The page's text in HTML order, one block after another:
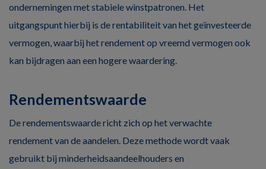
ondernemingen met stabiele winstpatronen. Het
uitgangspunt hierbij is de rentabiliteit van het geïnvesteerde
vermogen, waarbij het rendement op vreemd vermogen ook
kan bijdragen aan een hogere waardering.
Rendementswaarde
De rendementswaarde richt zich op het verwachte
rendement van de aandelen. Deze methode wordt vaak
gebruikt bij minderheidsaandeelhouders en